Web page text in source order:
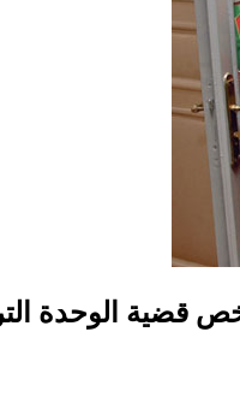
قضية الوحدة